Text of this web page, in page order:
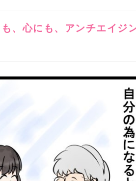
も、心にも、アンチエイジ